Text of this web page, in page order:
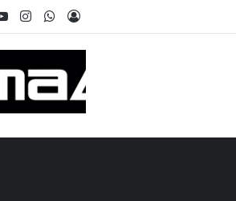
You TubeInstagramWhatsApp
Accedi